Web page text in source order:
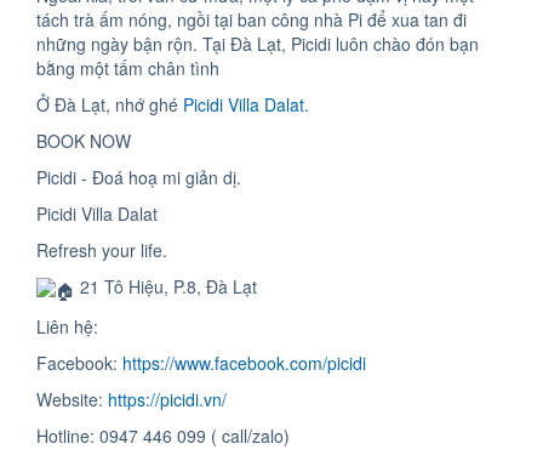
tách trà ấm nóng, ngồi tại ban công nhà Pi để xua tan đi
những ngày bận rộn. Tại Đà Lạt, Picidi luôn chào đón bạn
bằng một tấm chân tình
Ở Đà Lạt, nhớ ghé Picidi Villa Dalat.
BOOK NOW
Picidi - Đoá hoạ mi giản dị.
Picidi Villa Dalat
Refresh your life.
21 Tô Hiệu, P.8, Đà Lạt
Liên hệ:
Facebook: https://www.facebook.com/picidi
Website: https://picidi.vn/
Hotline: 0947 446 099 ( call/zalo)